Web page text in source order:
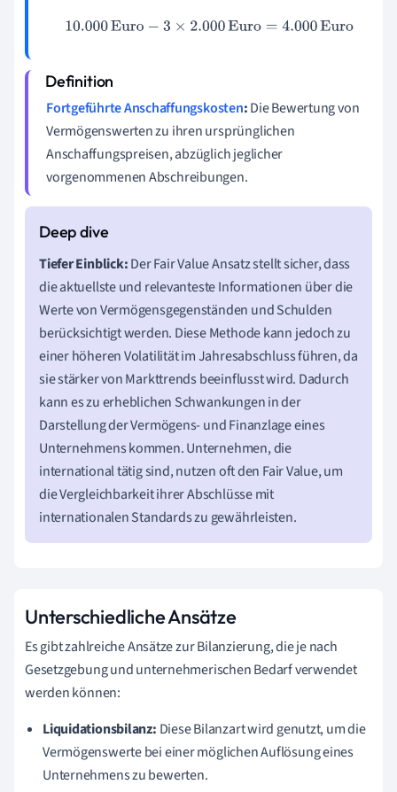
10.000Euro−3× 2.000Euro=4.000Euro
Fortgeführte Anschaffungskosten:Die Bewertung von
Vermögenswerten zu ihren ursprünglichen
Anschaffungspreisen, abzüglich jeglicher
vorgenommenen Abschreibungen.
Tiefer Einblick:Der Fair Value Ansatz stellt sicher, dass
die aktuellste und relevanteste Informationen über die
Werte von Vermögensgegenständen und Schulden
berücksichtigt werden. Diese Methode kann jedoch zu
einer höheren Volatilität im Jahresabschluss führen, da
sie stärker von Markttrends beeinflusst wird. Dadurch
kann es zu erheblichen Schwankungen in der
Darstellung der Vermögens- und Finanzlage eines
Unternehmens kommen. Unternehmen, die
international tätig sind, nutzen oft den Fair Value, um
die Vergleichbarkeit ihrer Abschlüsse mit
internationalen Standards zu gewährleisten.
Unterschiedliche Ansätze
Es gibt zahlreiche Ansätze zur Bilanzierung, die je nach
Gesetzgebung und unternehmerischen Bedarf verwendet
werden können:
Liquidationsbilanz: Diese Bilanzart wird genutzt, um die
Vermögenswerte bei einer möglichen Auflösung eines
Unternehmens zu bewerten.